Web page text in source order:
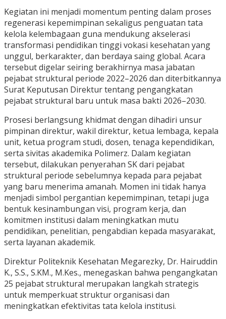
Kegiatan ini menjadi momentum penting dalam proses
regenerasi kepemimpinan sekaligus penguatan tata
kelola kelembagaan guna mendukung akselerasi
transformasi pendidikan tinggi vokasi kesehatan yang
unggul, berkarakter, dan berdaya saing global. Acara
tersebut digelar seiring berakhirnya masa jabatan
pejabat struktural periode 2022–2026 dan diterbitkannya
Surat Keputusan Direktur tentang pengangkatan
pejabat struktural baru untuk masa bakti 2026–2030.
Prosesi berlangsung khidmat dengan dihadiri unsur
pimpinan direktur, wakil direktur, ketua lembaga, kepala
unit, ketua program studi, dosen, tenaga kependidikan,
serta sivitas akademika Polimerz. Dalam kegiatan
tersebut, dilakukan penyerahan SK dari pejabat
struktural periode sebelumnya kepada para pejabat
yang baru menerima amanah. Momen ini tidak hanya
menjadi simbol pergantian kepemimpinan, tetapi juga
bentuk kesinambungan visi, program kerja, dan
komitmen institusi dalam meningkatkan mutu
pendidikan, penelitian, pengabdian kepada masyarakat,
serta layanan akademik.
Direktur Politeknik Kesehatan Megarezky, Dr. Hairuddin
K., S.S., S.KM., M.Kes., menegaskan bahwa pengangkatan
25 pejabat struktural merupakan langkah strategis
untuk memperkuat struktur organisasi dan
meningkatkan efektivitas tata kelola institusi.